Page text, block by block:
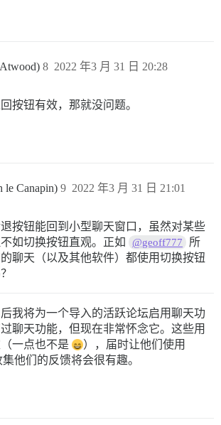
2022 年3 月 31 日 20:28
8
按钮有效，那就没问题。
le Canapin) 2022 年3 月 31 日 21:01
9
按钮能回到小型聊天窗口，虽然对某些
如切换按钮直观。正如
@geoff777
所
聊天（以及其他软件）都使用切换按钮
我将为一个导入的活跃论坛启用聊天功
聊天功能，但现在非常怀念它。这些用
一点也不是
），届时让他们使用
他们的反馈将会很有趣。